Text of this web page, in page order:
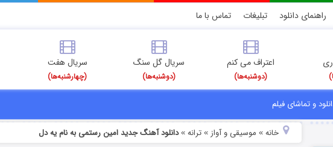
راهنمای دانلود تبلیغات تماس با ما
اعتراف می کنم
(دوشنبه‌ها)
سریال گل سنگ
(دوشنبه‌ها)
سریال هفت
(چهارشنبه‌ها)
و تماشای فیلم
خانه» موسیقی و آواز » ترانه»دانلود آهنگ جدید امین رستمی به نام یه دل